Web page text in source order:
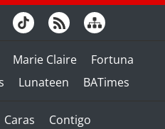
Marie Claire
Fortuna
Lunateen BATimes
Caras
Contigo